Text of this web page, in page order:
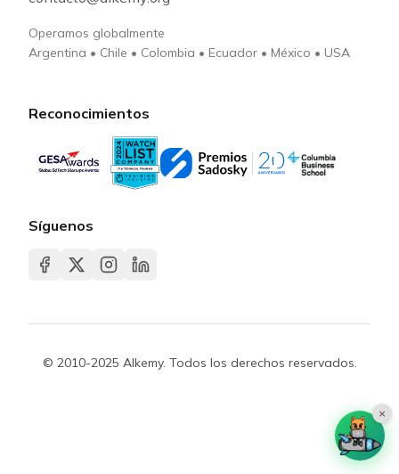
Operamos globalmente
Argentina • Chile • Colombia • Ecuador • México • USA
Reconocimientos
Síguenos
© 2010-2025 Alkemy. Todos los derechos reservados.
×